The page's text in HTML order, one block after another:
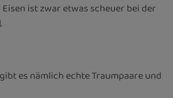
ist zwar etwas scheuer bei der
es nämlich echte Traumpaare und